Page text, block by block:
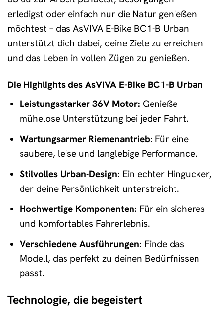
erledigst oder einfach nur die Natur genießen
möchtest – das AsVIVA E-Bike BC1-B Urban
unterstützt dich dabei, deine Ziele zu erreichen
und das Leben in vollen Zügen zu genießen.
Die Highlights des AsVIVA E-Bike BC1-B Urban
Leistungsstarker 36V Motor: Genieße
mühelose Unterstützung bei jeder Fahrt.
Wartungsarmer Riemenantrieb: Für eine
saubere, leise und langlebige Performance.
Stilvolles Urban-Design: Ein echter Hingucker,
der deine Persönlichkeit unterstreicht.
Hochwertige Komponenten: Für ein sicheres
und komfortables Fahrerlebnis.
Verschiedene Ausführungen: Finde das
Modell, das perfekt zu deinen Bedürfnissen
passt.
Technologie, die begeistert